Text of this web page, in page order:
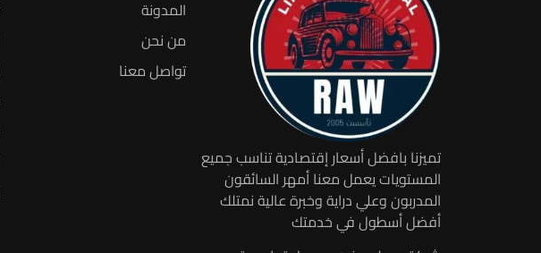
تميزنا بافضل أسعار إقتصادية تناسب جميع
المستويات يعمل معنا أمهر السائقون
المدربون وعلي دراية وخبرة عالية نمتلك
أفضل أسطول في خدمتك
المدونة
من نحن
تواصل معنا